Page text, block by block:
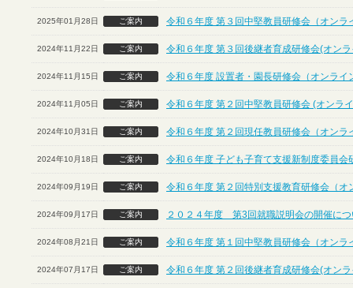
2025年01月28日 ご案内 令和６年度 第３回中堅教員研修会（オンラ
2024年11月22日 ご案内 令和６年度 第３回後継者育成研修会(オン
2024年11月15日 ご案内 令和６年度 設置者・園長研修会（オンライ
2024年11月05日 ご案内 令和６年度 第２回中堅教員研修会 (オンラ
2024年10月31日 ご案内 令和６年度 第２回現任教員研修会（オンラ
2024年10月18日 ご案内 令和６年度 子ども子育て支援新制度委員会
2024年09月19日 ご案内 令和６年度 第２回特別支援教育研修会（オ
2024年09月17日 ご案内 ２０２４年度 第3回就職説明会の開催につ
2024年08月21日 ご案内 令和６年度 第１回中堅教員研修会（オンラ
2024年07月17日 ご案内 令和６年度 第２回後継者育成研修会(オン